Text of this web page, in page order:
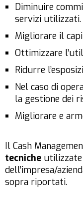
Diminuire
servizi utilizzati.
Migliorare il
Ottimizzare
Ridurre
Nel caso di
la gestione dei
Migliorare e
Il Cash
tecniche utilizzate
dell’impresa/
sopra riportati.